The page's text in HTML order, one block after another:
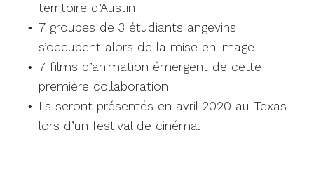
territoire d’Austin
7 groupes de 3 étudiants angevins
s’occupent alors de la mise en image
7 films d’animation émergent de cette
première collaboration
Ils seront présentés en avril 2020 au Texas
lors d’un festival de cinéma.